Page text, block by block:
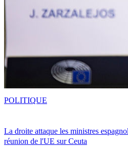
La droite attaque les ministres
réunion de l'UE sur Ceuta
POLITIQUE